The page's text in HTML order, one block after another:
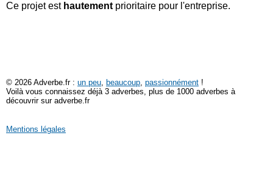
Ce projet est hautement prioritaire pour l'entreprise.
© 2026 Adverbe.fr : un peu beaucoup passionnément !
Voilà vous connaissez déjà 3 adverbes, plus de 1000 adverbes à
découvrir sur adverbe.fr
Mentions légales